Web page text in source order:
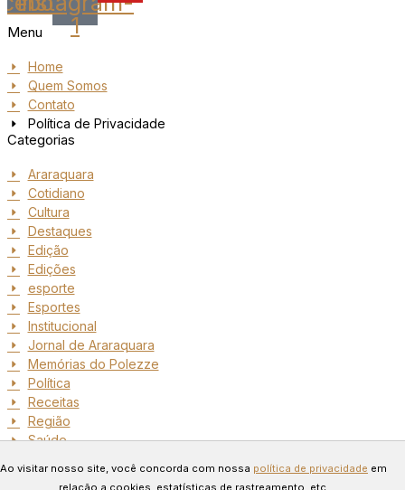
1
Menu
Home
Quem Somos
Contato
Política de Privacidade
Categorias
Araraquara
Cotidiano
Cultura
Destaques
Edição
Edições
esporte
Esportes
Institucional
Jornal de Araraquara
Memórias do Polezze
Política
Receitas
Região
Saúde
Copyright © 2024 Todos os
Ao visitar nosso site, você concorda com nossa política de privacidade em
relação a cookies, estatísticas de rastreamento, etc.